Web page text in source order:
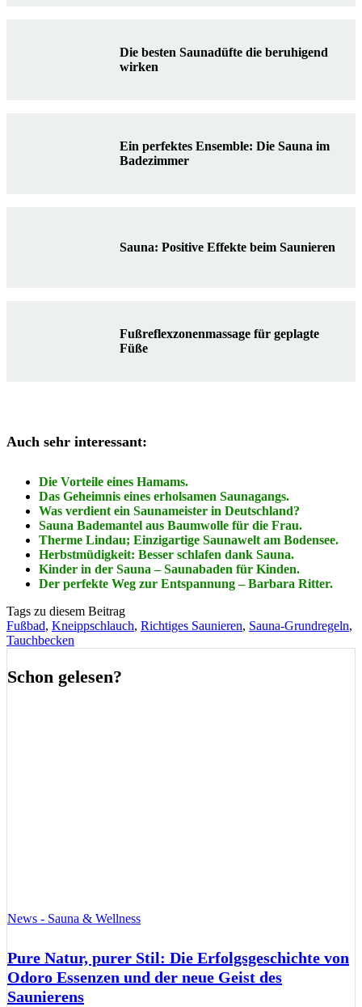
Die besten Saunadüfte die beruhigend
wirken
Ein perfektes Ensemble: Die Sauna im
Badezimmer
Sauna: Positive Effekte beim Saunieren
Fußreflexzonenmassage für geplagte
Füße
Auch sehr interessant:
Die Vorteile eines Hamams.
Das Geheimnis eines erholsamen Saunagangs.
Was verdient ein Saunameister in Deutschland?
Sauna Bademantel aus Baumwolle für die Frau.
Therme Lindau; Einzigartige Saunawelt am Bodensee.
Herbstmüdigkeit: Besser schlafen dank Sauna.
Kinder in der Sauna – Saunabaden für Kinden.
Der perfekte Weg zur Entspannung – Barbara Ritter.
Tags zu diesem Beitrag
Fußbad, Kneippschlauch, Richtiges Saunieren, Sauna-Grundregeln,
Tauchbecken
Schon gelesen?
News - Sauna & Wellness
Pure Natur, purer Stil: Die Erfolgsgeschichte von
Odoro Essenzen und der neue Geist des
Saunierens